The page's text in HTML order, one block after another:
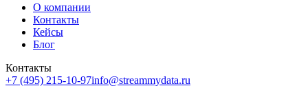
О компании
Контакты
Кейсы
Блог
Контакты
+7 (495) 215-10-97info@streammydata.ru